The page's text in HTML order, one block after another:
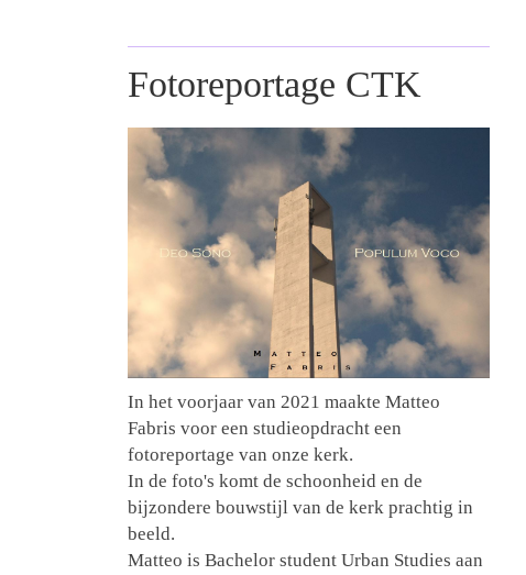
Fotoreportage CTK
In het voorjaar van 2021 maakte Matteo
Fabris voor een studieopdracht een
fotoreportage van onze kerk.
In de foto's komt de schoonheid en de
bijzondere bouwstijl van de kerk prachtig in
beeld.
Matteo is Bachelor student Urban Studies aan